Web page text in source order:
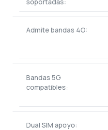
Admite bandas 4G:
Bandas 5G
compatibles:
Dual SIM apoyo: